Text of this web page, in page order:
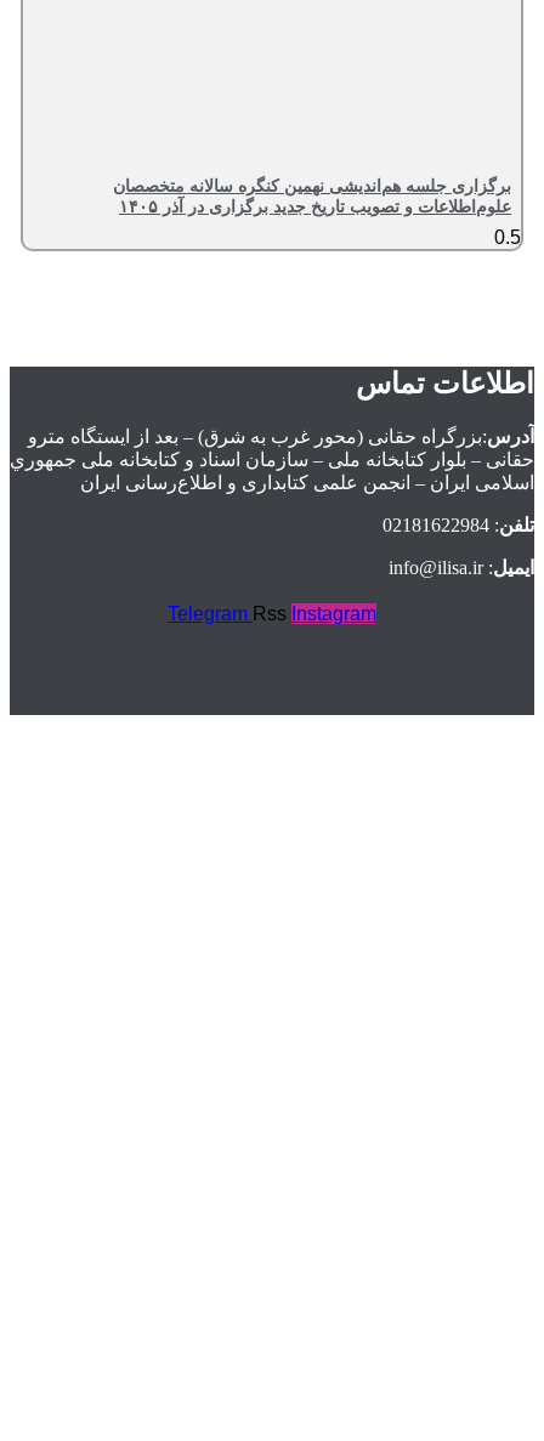
برگزاری جلسه هم‌اندیشی نهمین کنگره سالانه متخصصان
علوم‌اطلاعات و تصویب تاریخ جدید برگزاری در آذر ۱۴۰۵
اطلاعات تماس
آدرس:بزرگراه حقانی (محور غرب به شرق) – بعد از ايستگاه مترو
حقانی – بلوار كتابخانه ملی – سازمان اسناد و كتابخانه ملی جمهوري
اسلامی ايران – انجمن علمی کتابداری و اطلاع‌رسانی ایران
تلفن: 02181622984
ایمیل: info@ilisa.ir
Telegram Rss Instagram